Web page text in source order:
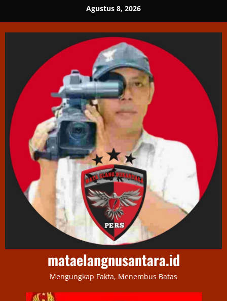
to
content
Agustus 8, 2026
mataelangnusantara.id
Mengungkap Fakta, Menembus Batas